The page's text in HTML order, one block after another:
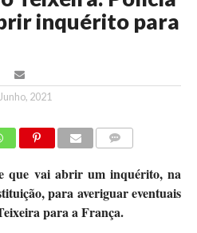
inquérito para
2021
que vai abrir um inquérito, na
para averiguar eventuais
para a França.